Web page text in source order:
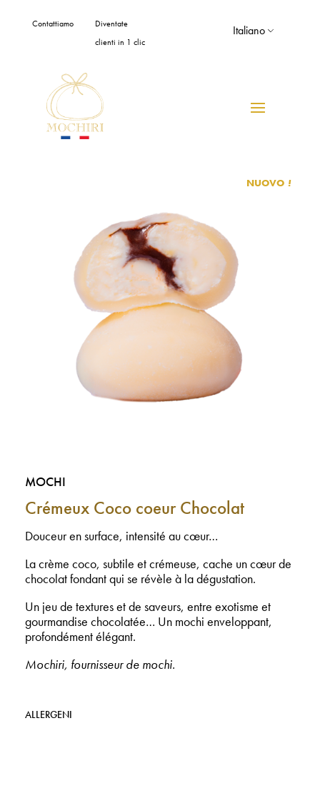
Contattiamo
Diventate
clienti in 1 clic
Italiano
NUOVO
MOCHI
Crémeux Coco coeur Chocolat
Douceur en surface, intensité au cœur…
La crème coco, subtile et crémeuse, cache un cœur de
chocolat fondant qui se révèle à la dégustation.
Un jeu de textures et de saveurs, entre exotisme et
gourmandise chocolatée… Un mochi enveloppant,
profondément élégant.
Mochiri, fournisseur de mochi.
ALLERGENI